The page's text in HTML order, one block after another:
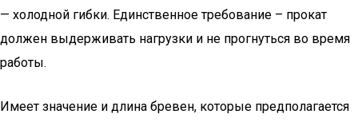
— холодной гибки. Единственное требование – прокат
должен выдерживать нагрузки и не прогнуться во время
работы.
Имеет значение и длина бревен, которые предполагается